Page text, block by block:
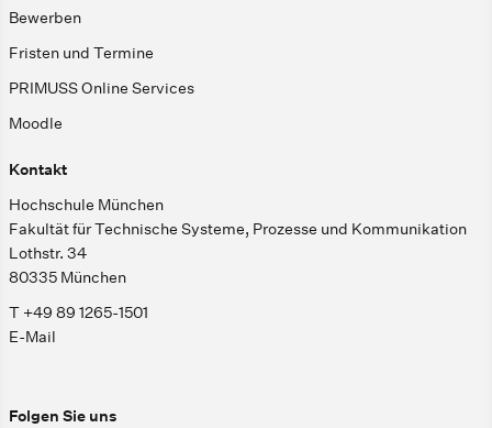
Bewerben
Fristen und Termine
PRIMUSS Online Services
Moodle
Kontakt
Hochschule München
Fakultät für Technische Systeme, Prozesse und Kommunikation
Lothstr. 34
80335 München
T +49 89 1265-1501
E-Mail
Folgen Sie uns